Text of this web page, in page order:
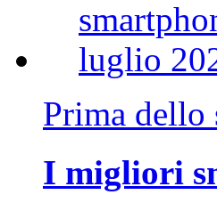
Prima dello
I migliori